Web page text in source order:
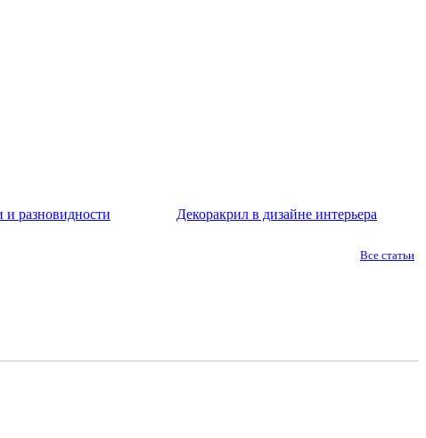
разновидности
Декоракрил в дизайне интерьера
Все статьи